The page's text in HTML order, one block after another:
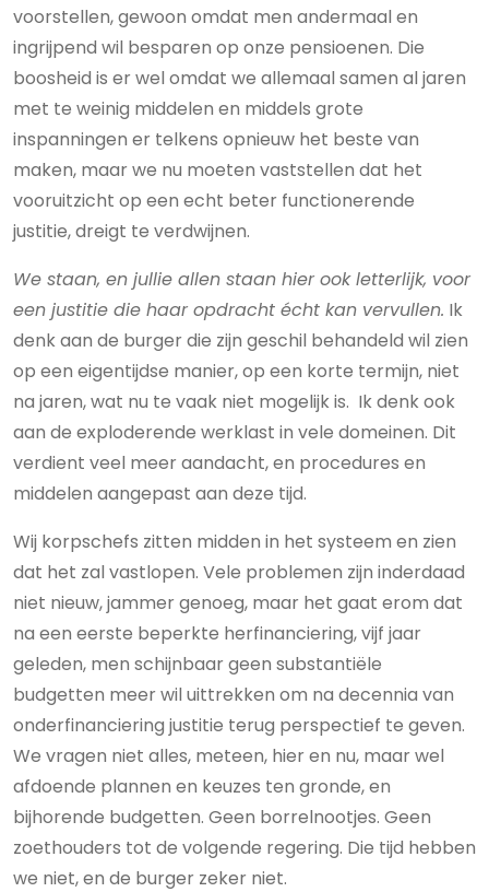
voorstellen, gewoon omdat men andermaal en
ingrijpend wil besparen op onze pensioenen. Die
boosheid is er wel omdat we allemaal samen al jaren
met te weinig middelen en middels grote
inspanningen er telkens opnieuw het beste van
maken, maar we nu moeten vaststellen dat het
vooruitzicht op een echt beter functionerende
justitie, dreigt te verdwijnen.
We staan, en jullie allen staan hier ook letterlijk, voor
een justitie die haar opdracht écht kan vervullen. Ik
denk aan de burger die zijn geschil behandeld wil zien
op een eigentijdse manier, op een korte termijn, niet
na jaren, wat nu te vaak niet mogelijk is. Ik denk ook
aan de exploderende werklast in vele domeinen. Dit
verdient veel meer aandacht, en procedures en
middelen aangepast aan deze tijd.
Wij korpschefs zitten midden in het systeem en zien
dat het zal vastlopen. Vele problemen zijn inderdaad
niet nieuw, jammer genoeg, maar het gaat erom dat
na een eerste beperkte herfinanciering, vijf jaar
geleden, men schijnbaar geen substantiële
budgetten meer wil uittrekken om na decennia van
onderfinanciering justitie terug perspectief te geven.
We vragen niet alles, meteen, hier en nu, maar wel
afdoende plannen en keuzes ten gronde, en
bijhorende budgetten. Geen borrelnootjes. Geen
zoethouders tot de volgende regering. Die tijd hebben
we niet, en de burger zeker niet.